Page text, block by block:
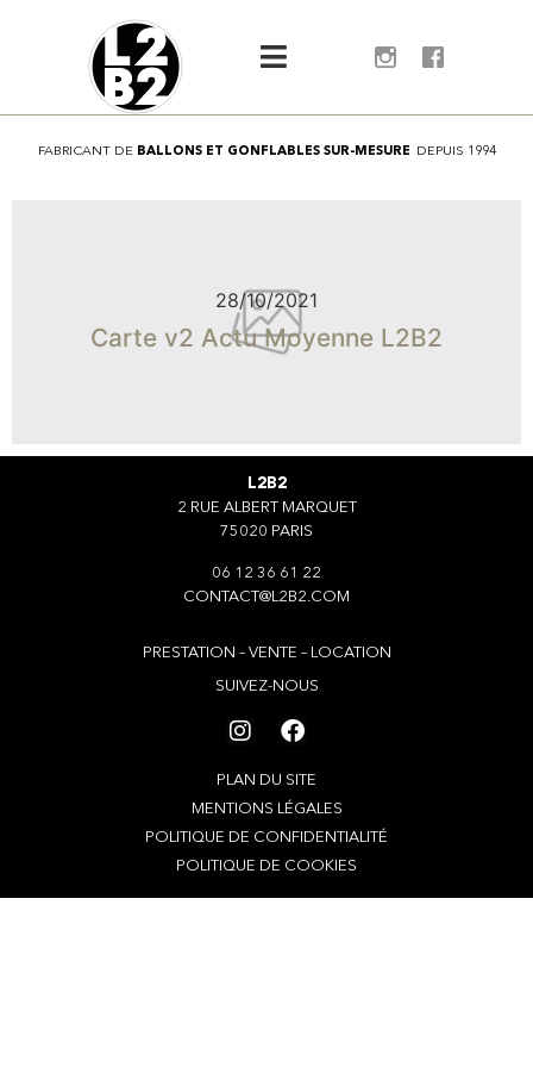
FABRICANT DE BAL LO NS ET GO N F LAB L ES SUR-M ESURE DEPUIS 1994
28/10/2021
Carte v2 Actu Moyenne L2B2
L2B2
2 RUE ALBERT MARQUET
75020 PARIS
06 12 36 61 22
CONTACT@L2B2.COM
PRESTATION – VENTE – LOCATION
SUIVEZ-NOUS
PLAN DU SITE
MENTIONS LÉGALES
POLITIQUE DE CONFIDENTIALITÉ
POLITIQUE DE COOKIES